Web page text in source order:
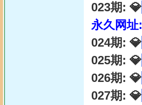
023期: 💎
永久网址:
024期: 💎
025期: 💎
026期: 💎
027期: 💎